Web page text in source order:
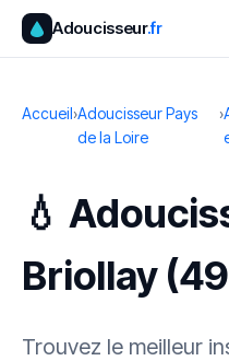
Adoucisseur.fr
Accueil›Adoucisseur Pays
de la Loire
›
💧
Briollay
Trouvez le meilleur